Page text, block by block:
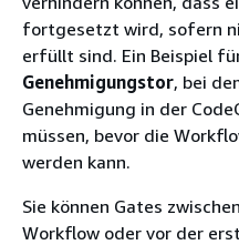
fortgesetzt wird, sofern
erfüllt sind. Ein Beispiel
Genehmigungstor, bei
Genehmigung in der
müssen, bevor die
werden kann.
Sie können Gates
Workflow oder vor der